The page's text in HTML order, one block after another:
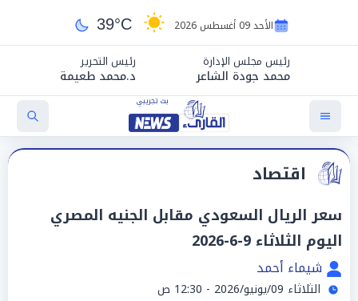
الأحد 09 أغسطس 2026 39°C
رئيس مجلس الإدارة
محمد جودة الشاعر
رئيس التحرير
د.محمد طعيمة
اقتصاد
سعر الريال السعودي مقابل الجنيه المصري
اليوم الثلاثاء 9-6-2026
شيماء أحمد
الثلاثاء 09/يونيو/2026 - 12:30 ص